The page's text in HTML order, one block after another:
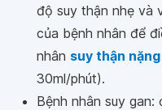
độ suy thận nhẹ và
của bệnh nhân để
nhân suy thận nặng
30ml/phút).
Bệnh nhân suy